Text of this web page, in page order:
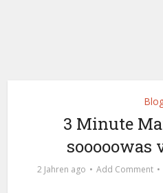
3 Minute
sooooowas
2 Jahren ago Add Comment